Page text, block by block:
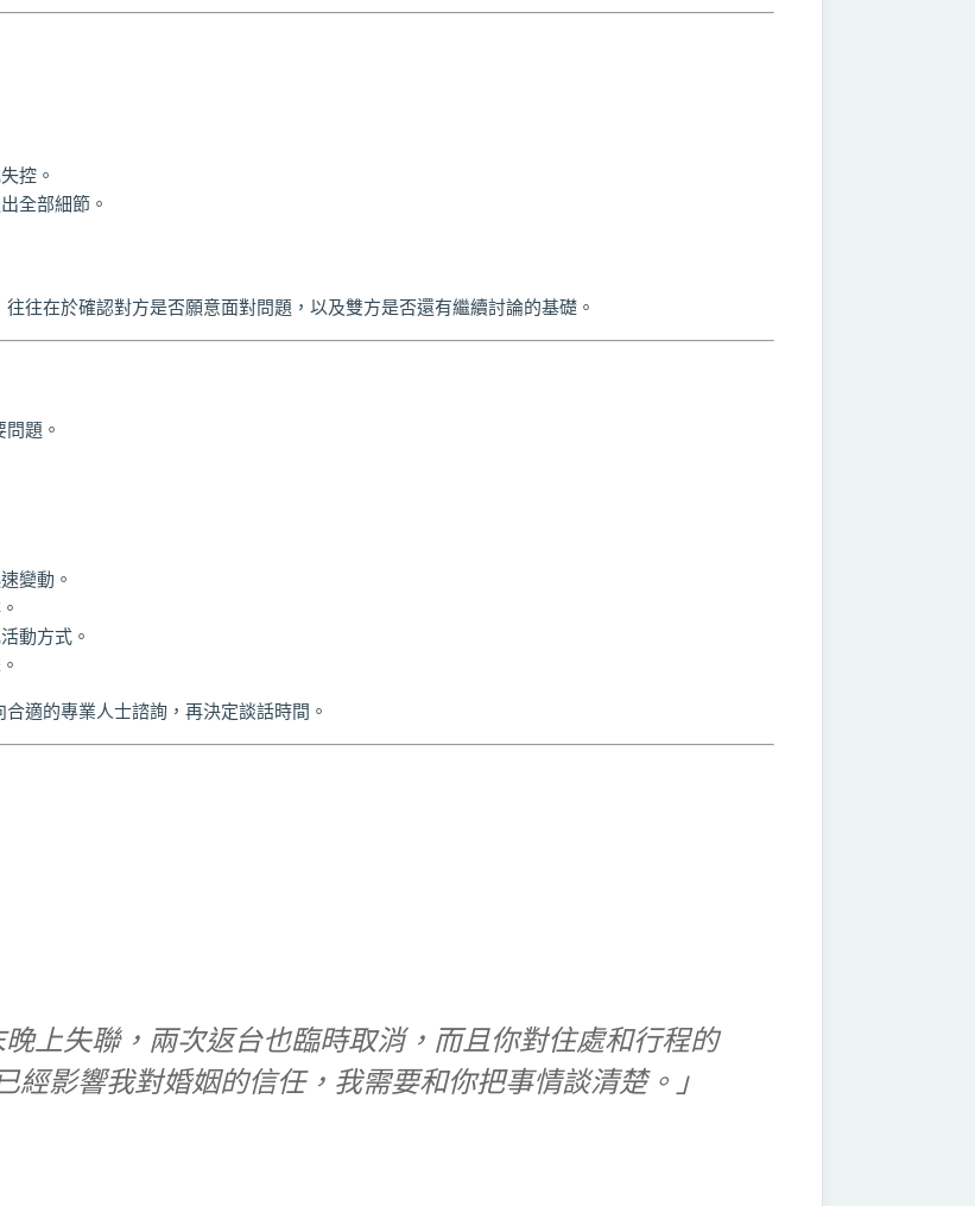
控。
全部細節。
往在於確認對方是否願意面對問題，以及雙方是否還有繼續討論的基礎。
題。
變動。
動方式。
適的專業人士諮詢，再決定談話時間。
晚上失聯，兩次返台也臨時取消，而且你對住處和行程的
經影響我對婚姻的信任，我需要和你把事情談清楚。」